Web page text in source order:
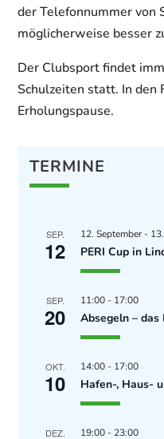
der Telefonnummer von
möglicherweise besser
Der Clubsport findet
Schulzeiten statt. In den
Erholungspause.
TERMINE
SEP.
12
12. September-
PERI Cup in
SEP.
20
11:00 - 17:00
Absegeln – das
OKT.
10
14:00 - 17:00
Hafen-, Haus-
DEZ. 19:00 - 23:00